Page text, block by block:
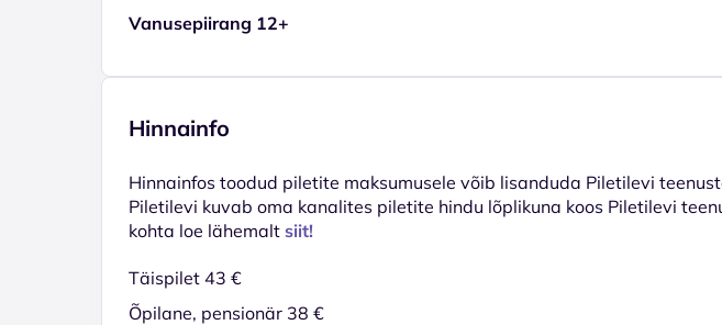
Vanusepiirang 12+
Hinnainfo
Hinnainfos toodud piletite maksumusele võib lisanduda Piletilevi
Piletilevi kuvab oma kanalites piletite hindu lõplikuna koos Piletilevi
kohta loe lähemalt siit!
Täispilet 43 €
Õpilane, pensionär 38 €